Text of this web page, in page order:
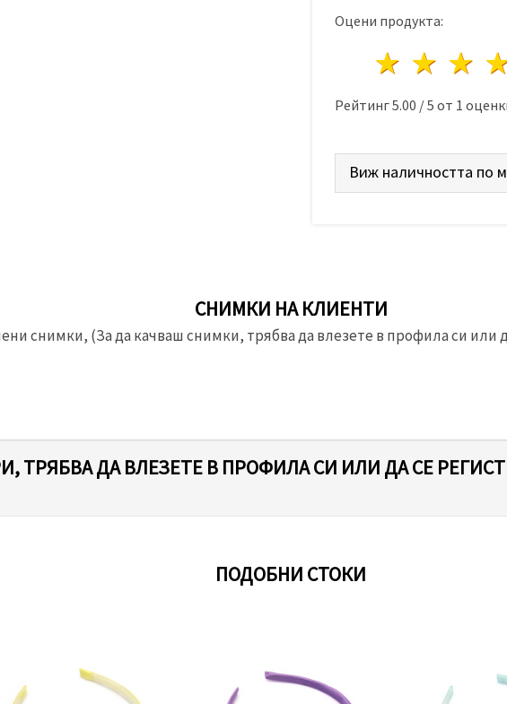
Оцени продукта:
3
2
1
Рейтинг5.00 /5 от 1
Виж наличността по
СНИМКИ НА КЛИЕНТИ
снимки, (За да качваш снимки, трябва да влезете в профила си или
ТРЯБВА ДА ВЛЕЗЕТЕ В ПРОФИЛА СИ ИЛИ ДА СЕ
ПОДОБНИ СТОКИ